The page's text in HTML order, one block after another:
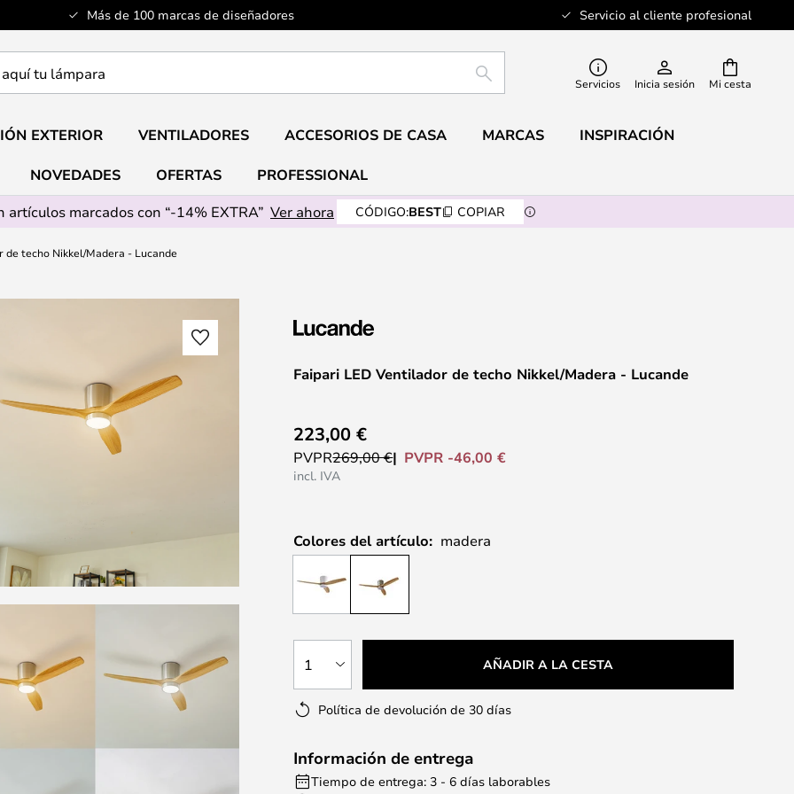
Más de 100 marcas de diseñadores Servicio al cliente profesional
Mi cesta
BUSCAR Servicios Inicia sesión
EXTERIOR VENTILADORES ACCESORIOS DE CASA MARCAS INSPIRACIÓN
NOVEDADES OFERTAS
PROFESSIONAL
artículos marcados con “-14% EXTRA” Ver ahora CÓDIGO:BEST COPIAR
de techo Nikkel/Madera - Lucande
Faipari LED Ventilador de techo Nikkel/Madera - Lucande
223,00 €
PVPR269,00 € PVPR -46,00 €
incl. IVA
Colores del artículo: madera
1 AÑADIR A LA CESTA
Política de devolución de 30 días
Información de entrega
Tiempo de entrega: 3 - 6 días laborables